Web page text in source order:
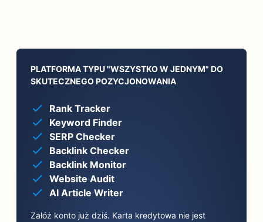
PLATFORMA TYPU "WSZYSTKO W JEDNYM" DO
SKUTECZNEGO POZYCJONOWANIA
Rank Tracker
Keyword Finder
SERP Checker
Backlink Checker
Backlink Monitor
Website Audit
AI Article Writer
Załóż konto już dziś. Karta kredytowa nie jest